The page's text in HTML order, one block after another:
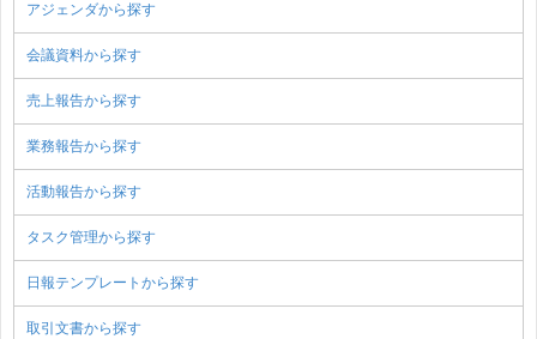
アジェンダから探す
会議資料から探す
売上報告から探す
業務報告から探す
活動報告から探す
タスク管理から探す
日報テンプレートから探す
取引文書から探す